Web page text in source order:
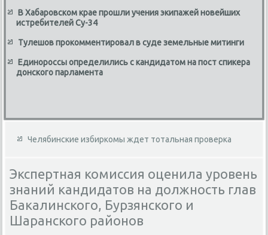
В Хабаровском крае прошли учения экипажей новейших
истребителей Су-34
Тулешов прокомментировал в суде земельные митинги
Единороссы определились с кандидатом на пост спикера
донского парламента
Челябинские избиркомы ждет тотальная проверка
Экспертная комиссия оценила уровень
знаний кандидатов на должность глав
Бакалинского, Бурзянского и
Шаранского районов